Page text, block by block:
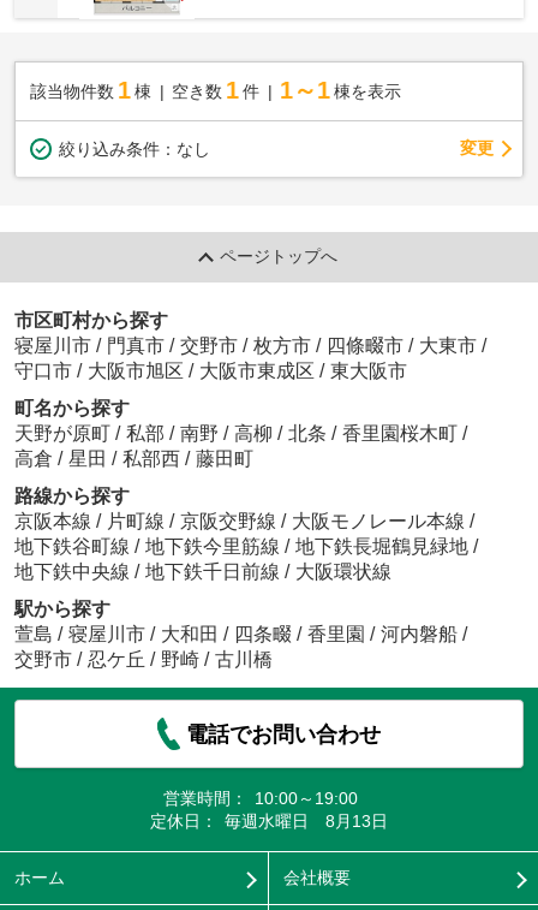
該当物件数 1棟 空き数 1 件 1～1 棟を表示
絞り込み条件： なし 変更
ページトップへ
市区町村から探す
寝屋川市 / 門真市 / 交野市 / 枚方市 / 四條畷市 / 大東市 /
守口市 / 大阪市旭区 / 大阪市東成区 / 東大阪市
町名から探す
天野が原町 / 私部 / 南野 / 高柳 / 北条 / 香里園桜木町 /
高倉 / 星田 / 私部西 / 藤田町
路線から探す
京阪本線 / 片町線 / 京阪交野線 / 大阪モノレール本線 /
地下鉄谷町線 / 地下鉄今里筋線 / 地下鉄長堀鶴見緑地 /
地下鉄中央線 / 地下鉄千日前線 / 大阪環状線
駅から探す
萱島 / 寝屋川市 / 大和田 / 四条畷 / 香里園 / 河内磐船 /
交野市 / 忍ケ丘 / 野崎 / 古川橋
電話でお問い合わせ
営業時間：
10:00～19:00
定休日：
毎週水曜日 8月13日
ホーム 会社概要